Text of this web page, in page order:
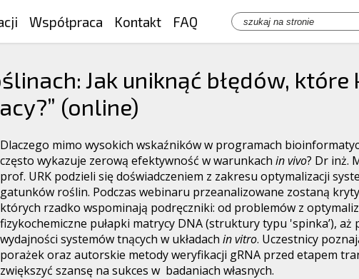
Współpraca Kontakt FAQ
Jak uniknąć błędów,
(online)
Dlaczego mimo wysokich wskaźników w programach
często wykazuje zerową efektywność w warunkach in vivo? Dr inż.
prof. URK podzieli się doświadczeniem z zakresu optymalizacji
gatunków roślin. Podczas webinaru przeanalizowane zostaną
których rzadko wspominają podręczniki: od problemów z
fizykochemiczne pułapki matrycy DNA (struktury typu 'spinka’), aż
wydajności systemów tnących w układach in vitro. Uczestnicy
porażek oraz autorskie metody weryfikacji gRNA przed etapem
zwiększyć szansę na sukces w badaniach własnych.